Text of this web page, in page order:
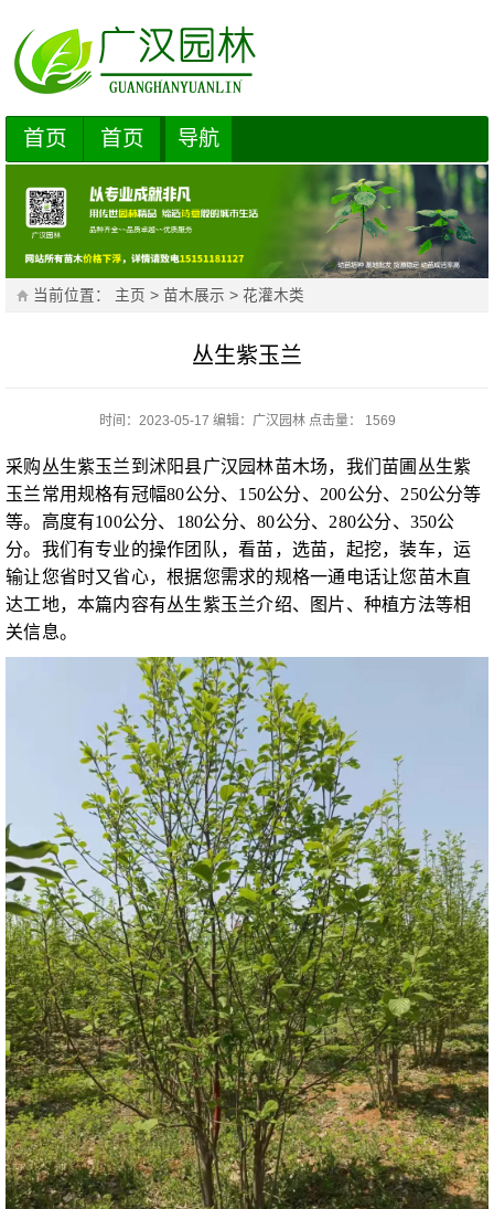
首页 首页 导航
当前位置： 主页 >苗木展示 >花灌木类
丛生紫玉兰
时间：2023-05-17 编辑： 广汉园林 点击量： 1569
采购丛生紫玉兰到沭阳县广汉园林苗木场，我们苗圃丛生紫
玉兰常用规格有冠幅80公分、150公分、200公分、250公分等
等。高度有100公分、180公分、80公分、280公分、350公
分。我们有专业的操作团队，看苗，选苗，起挖，装车，运
输让您省时又省心，根据您需求的规格一通电话让您苗木直
达工地，本篇内容有丛生紫玉兰介绍、图片、种植方法等相
关信息。